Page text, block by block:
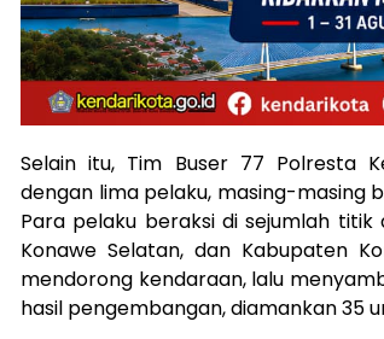
Selain itu, Tim Buser 77 Polresta
dengan lima pelaku, masing-masing
Para pelaku beraksi di sejumlah
Konawe Selatan, dan Kabupaten
mendorong kendaraan, lalu
hasil pengembangan, diamankan 35